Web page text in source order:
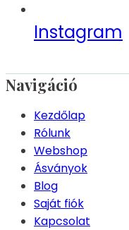
Instagram
Navigáció
Kezdőlap
Rólunk
Webshop
Ásványok
Blog
Saját fiók
Kapcsolat